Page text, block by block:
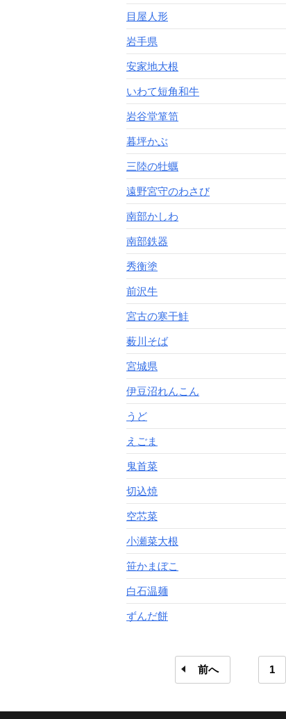
目屋人形
岩手県
安家地大根
いわて短角和牛
岩谷堂箪笥
暮坪かぶ
三陸の牡蠣
遠野宮守のわさび
南部かしわ
南部鉄器
秀衡塗
前沢牛
宮古の寒干鮭
薮川そば
宮城県
伊豆沼れんこん
うど
えごま
鬼首菜
切込焼
空芯菜
小瀬菜大根
笹かまぼこ
白石温麺
ずんだ餅
前へ 1